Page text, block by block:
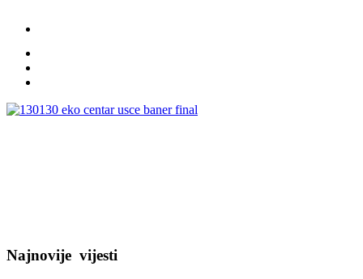
Najnovije vijesti